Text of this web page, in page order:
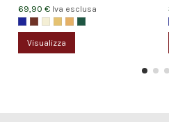
69,90 € Iva esclusa
Visualizza